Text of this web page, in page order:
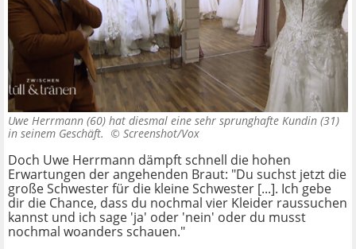
Uwe Herrmann (60) hat diesmal eine sehr sprunghafte Kundin (31)
in seinem Geschäft. © Screenshot/Vox
Doch Uwe Herrmann dämpft schnell die hohen
Erwartungen der angehenden Braut: "Du suchst jetzt die
große Schwester für die kleine Schwester [...]. Ich gebe
dir die Chance, dass du nochmal vier Kleider raussuchen
kannst und ich sage 'ja' oder 'nein' oder du musst
nochmal woanders schauen."